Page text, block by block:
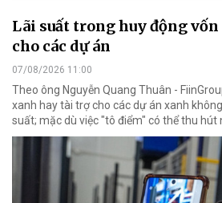
Lãi suất trong huy động
cho các dự án
07/08/2026 11:00
Theo ông Nguyễn Quang Thuân -
xanh hay tài trợ cho các dự án xanh
suất; mặc dù việc "tô điểm" có thể thu hút